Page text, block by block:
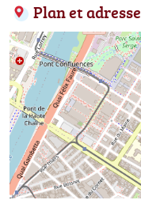
Plan et adresse